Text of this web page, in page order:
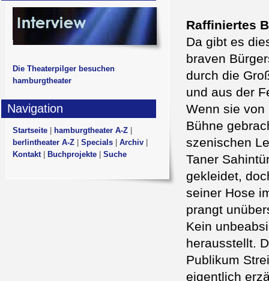
Raffiniertes
Da gibt es
braven
durch die
und aus der
Wenn sie von
Bühne
szenischen
Taner
gekleidet,
seiner Hose
prangt
Kein
herausstellt.
Publikum
eigentlich
Die Theaterpilger besuchen
hamburgtheater
Navigation
Startseite hamburgtheater A-Z
berlintheater A-Z
Specials Archiv
Kontakt| Buchprojekte Suche